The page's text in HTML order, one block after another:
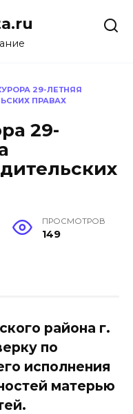
29-ЛЕТНЯЯ
ПРАВАХ
29-
ПРОСМОТРОВ
149
района г.
по
исполнения
матерью